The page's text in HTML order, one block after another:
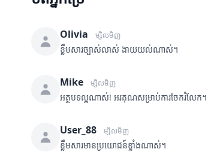
Olivia ម្សិលមិញ
ខ្លឹមសារច្បាស់លាស់ ងាយយល់ណាស់។
Mike ម្សិលមិញ
អត្ថបទល្អណាស់! អរគុណសម្រាប់ការចែករំលែក។
User_88 ម្សិលមិញ
ខ្លឹមសារមានប្រយោជន៍ខ្លាំងណាស់។